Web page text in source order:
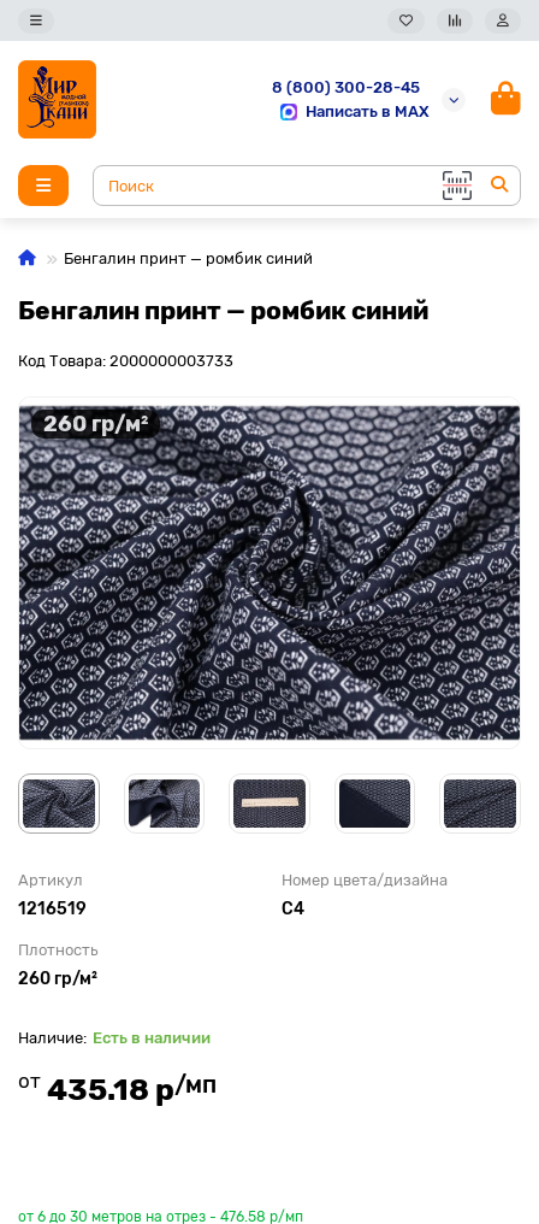
8 (800) 300-28-45
Написать в MAX
Бенгалин принт — ромбик синий
Бенгалин принт — ромбик синий
Код Товара: 2000000003733
260 гр/м²
Артикул
1216519
Номер цвета/дизайна
С4
Плотность
260 гр/м²
Есть в наличии
от 435.18 р/мп
от 6 до 30 метров на отрез - 476.58 р/мп